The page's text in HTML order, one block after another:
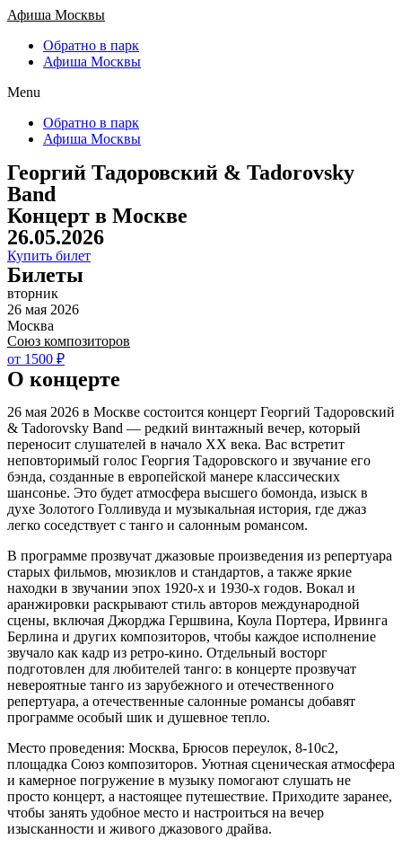
Афиша Москвы
Обратно в парк
Афиша Москвы
Menu
Обратно в парк
Афиша Москвы
Георгий Тадоровский & Tadorovsky
Band
Концерт в Москве
26.05.2026
Купить билет
Билеты
вторник
26 мая 2026
Москва
Союз композиторов
от 1500 ₽
О концерте
26 мая 2026 в Москве состоится концерт Георгий Тадоровский
& Tadorovsky Band — редкий винтажный вечер, который
переносит слушателей в начало XX века. Вас встретит
неповторимый голос Георгия Тадоровского и звучание его
бэнда, созданные в европейской манере классических
шансонье. Это будет атмосфера высшего бомонда, изыск в
духе Золотого Голливуда и музыкальная история, где джаз
легко соседствует с танго и салонным романсом.
В программе прозвучат джазовые произведения из репертуара
старых фильмов, мюзиклов и стандартов, а также яркие
находки в звучании эпох 1920-х и 1930-х годов. Вокал и
аранжировки раскрывают стиль авторов международной
сцены, включая Джорджа Гершвина, Коула Портера, Ирвинга
Берлина и других композиторов, чтобы каждое исполнение
звучало как кадр из ретро-кино. Отдельный восторг
подготовлен для любителей танго: в концерте прозвучат
невероятные танго из зарубежного и отечественного
репертуара, а отечественные салонные романсы добавят
программе особый шик и душевное тепло.
Место проведения: Москва, Брюсов переулок, 8-10с2,
площадка Союз композиторов. Уютная сценическая атмосфера
и камерное погружение в музыку помогают слушать не
просто концерт, а настоящее путешествие. Приходите заранее,
чтобы занять удобное место и настроиться на вечер
изысканности и живого джазового драйва.